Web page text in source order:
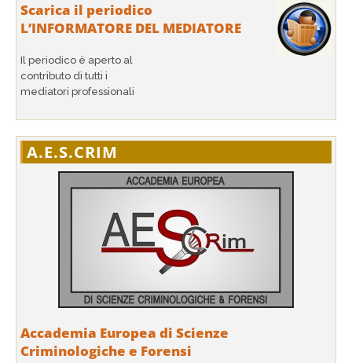
Scarica il periodico
L’INFORMATORE DEL MEDIATORE
Il periodico è aperto al
contributo di tutti i
mediatori professionali
A.E.S.CRIM
Accademia Europea di Scienze
Criminologiche e Forensi